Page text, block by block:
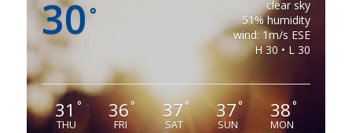
30 °
clear sky
51% humidity
wind: 1m/s ESE
H 30 • L 30
31 °
THU
36°
FRI
37°
SAT
37°
SUN
38°
MON